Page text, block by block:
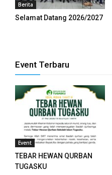
Berita
Selamat Datang 2026/2027
Event Terbaru
Event
TEBAR HEWAN QURBAN
TUGASKU